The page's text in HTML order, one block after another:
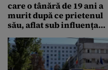
care o tânără de 19 ani a
murit după ce prietenul
său, aflat sub influența
drogurilor, a pierdut
controlul maşinii. Ce s-a
întâmplat, de fapt